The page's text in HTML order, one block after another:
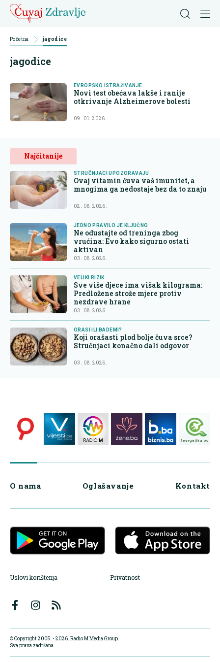
Početna jagodice
jagodice
EVROPSKO ISTRAŽIVANJE
Novi test obećava lakše i ranije
otkrivanje Alzheimerove bolesti
09. 01. 2026.
Najčitanije
STRUČNJACI UPOZORAVAJU
Ovaj vitamin čuva vaš imunitet, a
mnogima ga nedostaje bez da to znaju
02. 08. 2026.
JEDNO PRAVILO JE KLJUČNO
Ne odustajte od treninga zbog
vrućina: Evo kako sigurno ostati
aktivan
03. 08. 2026.
VELIKI RIZIK
Sve više djece ima višak kilograma:
Predložene strože mjere protiv
nezdrave hrane
03. 08. 2026.
ORASI ILI BADEMI?
Koji orašasti plod bolje čuva srce?
Stručnjaci konačno dali odgovor
03. 08. 2026.
O nama Oglašavanje Kontakt
Uslovi korištenja Privatnost
© Copyright 2005. - 2026. Radio M Media Group.
Sva prava zadržana.